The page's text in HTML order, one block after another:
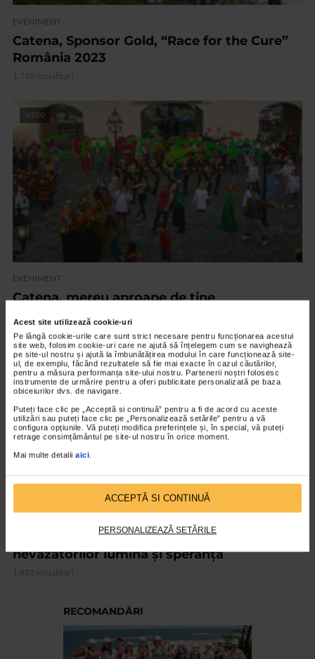
Acest site utilizează cookie-uri
Pe lângă cookie-urile care sunt strict necesare pentru funcționarea acestui
site web, folosim cookie-uri care ne ajută să înțelegem cum se navighează
pe site-ul nostru și ajută la îmbunătățirea modului în care funcționează site-
ul, de exemplu, făcând rezultatele să fie mai exacte în cazul căutărilor,
pentru a măsura performanța site-ului nostru. Partenerii noștri folosesc
instrumente de urmărire pentru a oferi publicitate personalizată pe baza
obiceiurilor dvs. de navigare.
Puteți face clic pe „Acceptă si continuă” pentru a fi de acord cu aceste
utilizări sau puteți face clic pe „Personalizează setările” pentru a vă
configura opțiunile. Vă puteți modifica preferințele și, în special, vă puteți
retrage consimțământul pe site-ul nostru în orice moment.
Mai multe detalii aici.
ACCEPTĂ SI CONTINUĂ
PERSONALIZEAZĂ SETĂRILE
EVENIMENT
Catena, Sponsor Gold, “Race for the Cure”
România 2023
1.710 vizualizari
VIDEO
EVENIMENT
Catena, mereu aproape de tine
VIDEO
Catena și Light into Europe dăruiesc
nevăzătorilor lumină și speranță
1.831 vizualizari
RECOMANDĂRI